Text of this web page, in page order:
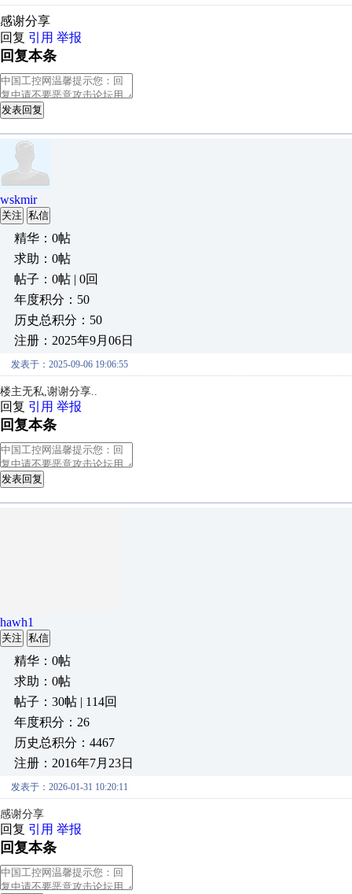
感谢分享
回复 引用 举报
回复本条
发表回复
wskmir
关注 私信
精华：0帖
求助：0帖
帖子：0帖 | 0回
年度积分：50
历史总积分：50
注册：2025年9月06日
发表于：2025-09-06 19:06:55
楼主无私,谢谢分享..
回复 引用 举报
回复本条
发表回复
hawh1
关注 私信
精华：0帖
求助：0帖
帖子：30帖 | 114回
年度积分：26
历史总积分：4467
注册：2016年7月23日
发表于：2026-01-31 10:20:11
感谢分享
回复 引用 举报
回复本条